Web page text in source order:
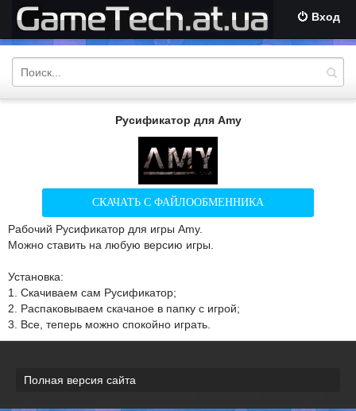
Вход
Русификатор для Amy
СКАЧАТЬ С ФАЙЛООБМЕННИКА
Рабочий Русификатор для игры Amy.
Можно ставить на любую версию игры.
Установка:
1. Скачиваем сам Русификатор;
2. Распаковываем скачаное в папку с игрой;
3. Все, теперь можно спокойно играть.
Полная версия сайта